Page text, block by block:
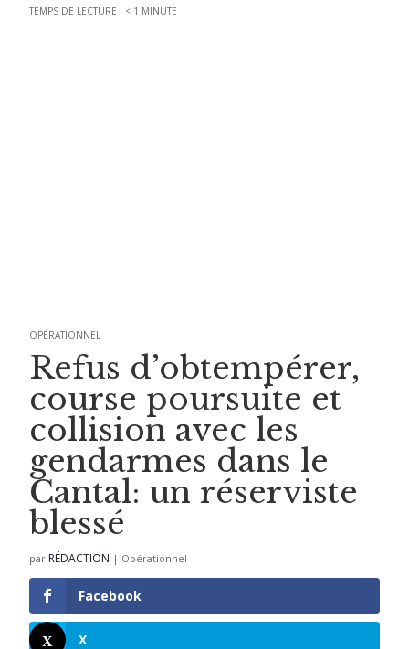
TEMPS DE LECTURE : < 1 MINUTE
OPÉRATIONNEL
Refus d’obtempérer,
course poursuite et
collision avec les
gendarmes dans le
Cantal: un réserviste
blessé
par RÉDACTION | Opérationnel
Facebook
X